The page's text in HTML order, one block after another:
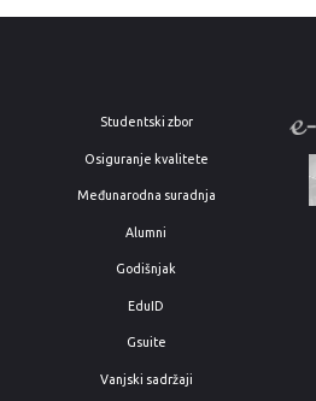
Studentski zbor
Osiguranje kvalitete
Međunarodna suradnja
Alumni
Godišnjak
EduID
Gsuite
Vanjski sadržaji